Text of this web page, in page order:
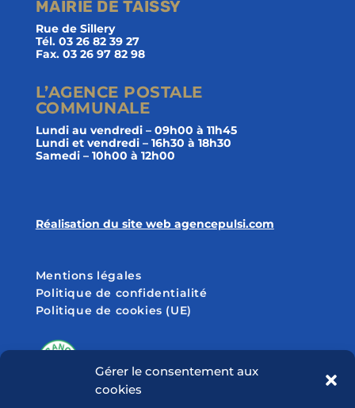
Gérer le consentement aux
cookies
MAIRIE DE TAISSY
Rue de Sillery
Tél. 03 26 82 39 27
Fax. 03 26 97 82 98
L’AGENCE POSTALE
COMMUNALE
Lundi au vendredi – 09h00 à 11h45
Lundi et vendredi – 16h30 à 18h30
Samedi – 10h00 à 12h00
Réalisation du site web agencepulsi.com
Mentions légales
Politique de confidentialité
Politique de cookies (UE)